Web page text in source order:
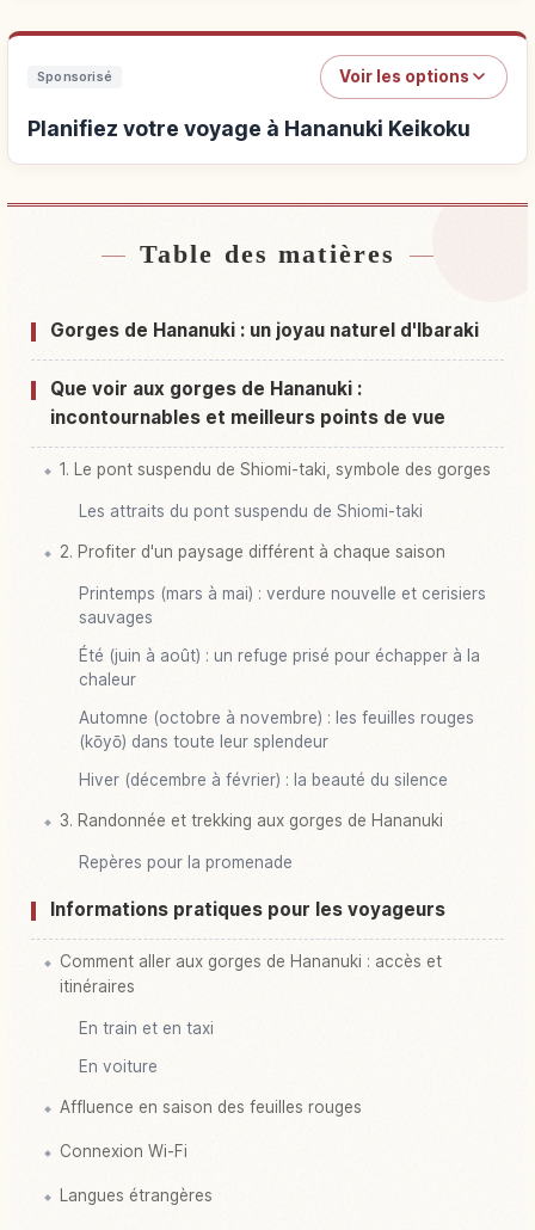
Sponsorisé Voir les options
Planifiez votre voyage à Hananuki Keikoku
Hébergements près de Hananuki Keikoku
Activités à Hananuki Keikoku↗
Table des matières
Gorges de Hananuki : un joyau naturel d'Ibaraki
Que voir aux gorges de Hananuki :
incontournables et meilleurs points de vue
1. Le pont suspendu de Shiomi-taki, symbole des gorges
Les attraits du pont suspendu de Shiomi-taki
2. Profiter d'un paysage différent à chaque saison
Printemps (mars à mai) : verdure nouvelle et cerisiers
sauvages
Été (juin à août) : un refuge prisé pour échapper à la
chaleur
Automne (octobre à novembre) : les feuilles rouges
(kōyō) dans toute leur splendeur
Hiver (décembre à février) : la beauté du silence
3. Randonnée et trekking aux gorges de Hananuki
Repères pour la promenade
Informations pratiques pour les voyageurs
Comment aller aux gorges de Hananuki : accès et
itinéraires
En train et en taxi
En voiture
Affluence en saison des feuilles rouges
Connexion Wi-Fi
Langues étrangères